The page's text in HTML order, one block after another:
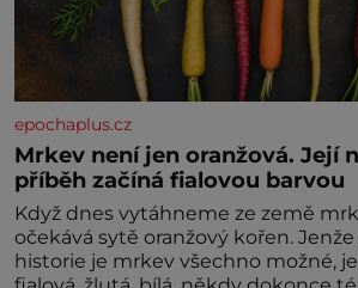
epochaplus.cz
Mrkev není jen oranžová. Její
příběh začíná fialovou barvou
Když dnes vytáhneme ze země
očekává sytě oranžový kořen.
historie je mrkev všechno možné,